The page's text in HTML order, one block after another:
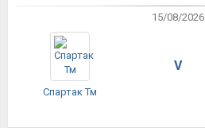
15/08/2026
Спартак Тм
V